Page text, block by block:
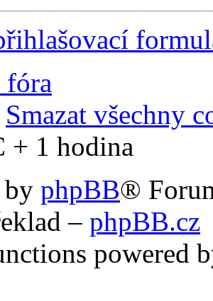
fóra
Smazat všechny
+ 1 hodina
by phpBB®
– phpBB.cz
powered